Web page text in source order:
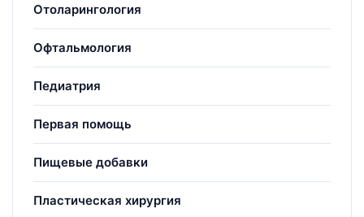
Отоларингология
Офтальмология
Педиатрия
Первая помощь
Пищевые добавки
Пластическая хирургия